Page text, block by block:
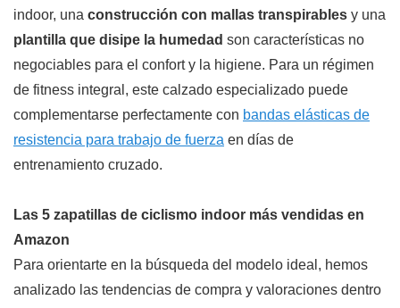
indoor, una construcción con mallas transpirables y una
plantilla que disipe la humedad son características no
negociables para el confort y la higiene. Para un régimen
de fitness integral, este calzado especializado puede
complementarse perfectamente con bandas elásticas de
resistencia para trabajo de fuerza en días de
entrenamiento cruzado.
Las 5 zapatillas de ciclismo indoor más vendidas en
Amazon
Para orientarte en la búsqueda del modelo ideal, hemos
analizado las tendencias de compra y valoraciones dentro